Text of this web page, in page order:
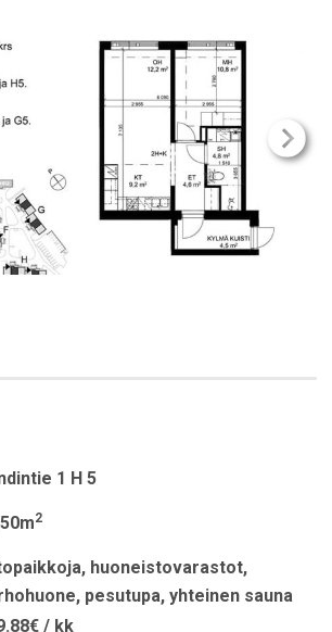
1 H 5
2
, huoneistovarastot,
, pesutupa, yhteinen sauna
/ kk